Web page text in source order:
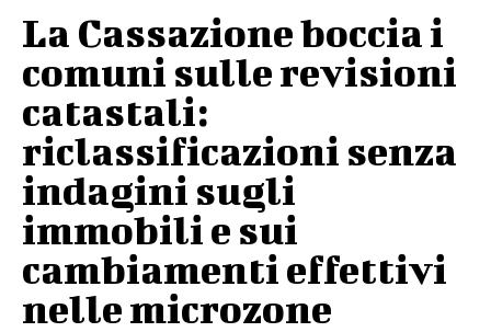
La Cassazione boccia i
comuni sulle revisioni
catastali:
riclassificazioni senza
indagini sugli
immobili e sui
cambiamenti effettivi
nelle microzone